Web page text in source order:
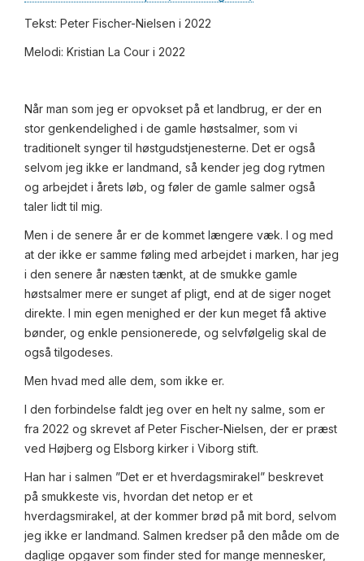
Tekst: Peter Fischer-Nielsen i 2022
Melodi: Kristian La Cour i 2022
Når man som jeg er opvokset på et landbrug, er der en
stor genkendelighed i de gamle høstsalmer, som vi
traditionelt synger til høstgudstjenesterne. Det er også
selvom jeg ikke er landmand, så kender jeg dog rytmen
og arbejdet i årets løb, og føler de gamle salmer også
taler lidt til mig.
Men i de senere år er de kommet længere væk. I og med
at der ikke er samme føling med arbejdet i marken, har jeg
i den senere år næsten tænkt, at de smukke gamle
høstsalmer mere er sunget af pligt, end at de siger noget
direkte. I min egen menighed er der kun meget få aktive
bønder, og enkle pensionerede, og selvfølgelig skal de
også tilgodeses.
Men hvad med alle dem, som ikke er.
I den forbindelse faldt jeg over en helt ny salme, som er
fra 2022 og skrevet af Peter Fischer-Nielsen, der er præst
ved Højberg og Elsborg kirker i Viborg stift.
Han har i salmen ”Det er et hverdagsmirakel” beskrevet
på smukkeste vis, hvordan det netop er et
hverdagsmirakel, at der kommer brød på mit bord, selvom
jeg ikke er landmand. Salmen kredser på den måde om de
daglige opgaver som finder sted for mange mennesker,